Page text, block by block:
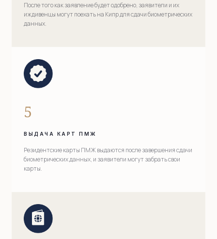
После того как заявление будет одобрено, заявители и их
иждивенцы могут поехать на Кипр для сдачи биометрических
данных.
5
ВЫДАЧА КАРТ ПМЖ
Резидентские карты ПМЖ выдаются после завершения сдачи
биометрических данных, и заявители могут забрать свои
карты.